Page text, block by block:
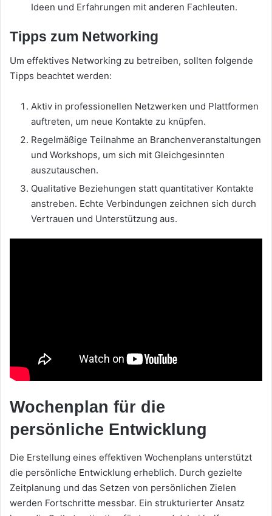
Ideen und Erfahrungen mit anderen Fachleuten.
Tipps zum Networking
Um effektives Networking zu betreiben, sollten folgende
Tipps beachtet werden:
Aktiv in professionellen Netzwerken und Plattformen
auftreten, um neue Kontakte zu knüpfen.
Regelmäßige Teilnahme an Branchenveranstaltungen
und Workshops, um sich mit Gleichgesinnten
auszutauschen.
Qualitative Beziehungen statt quantitativer Kontakte
anstreben. Echte Verbindungen zeichnen sich durch
Vertrauen und Unterstützung aus.
Wochenplan für die
persönliche Entwicklung
Die Erstellung eines effektiven Wochenplans unterstützt
die persönliche Entwicklung erheblich. Durch gezielte
Zeitplanung und das Setzen von persönlichen Zielen
werden Fortschritte messbar. Ein strukturierter Ansatz